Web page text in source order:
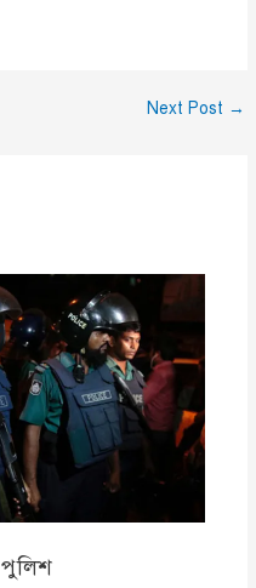
Next Post →
পুলিশ